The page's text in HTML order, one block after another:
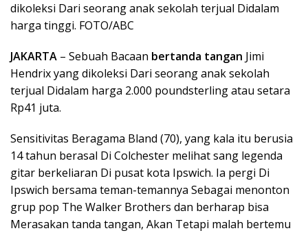
dikoleksi Dari seorang anak sekolah terjual Didalam
harga tinggi. FOTO/ABC
JAKARTA – Sebuah Bacaan bertanda tangan Jimi
Hendrix yang dikoleksi Dari seorang anak sekolah
terjual Didalam harga 2.000 poundsterling atau setara
Rp41 juta.
Sensitivitas Beragama Bland (70), yang kala itu berusia
14 tahun berasal Di Colchester melihat sang legenda
gitar berkeliaran Di pusat kota Ipswich. Ia pergi Di
Ipswich bersama teman-temannya Sebagai menonton
grup pop The Walker Brothers dan berharap bisa
Merasakan tanda tangan, Akan Tetapi malah bertemu